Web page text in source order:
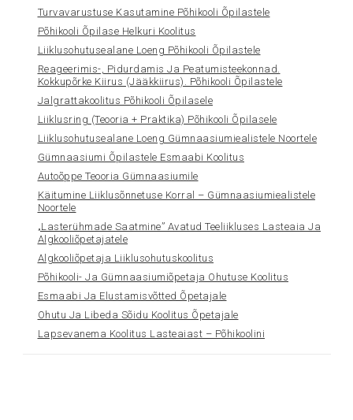
Turvavarustuse Kasutamine Põhikooli Õpilastele
Põhikooli Õpilase Helkuri Koolitus
Liiklusohutusealane Loeng Põhikooli Õpilastele
Reageerimis-, Pidurdamis Ja Peatumisteekonnad.
Kokkupõrke Kiirus (jääkkiirus). Põhikooli Õpilastele
Jalgrattakoolitus Põhikooli Õpilasele
Liiklusring (teooria + Praktika) Põhikooli Õpilasele
Liiklusohutusealane Loeng Gümnaasiumiealistele Noortele
Gümnaasiumi Õpilastele Esmaabi Koolitus
Autoõppe Teooria Gümnaasiumile
Käitumine Liiklusõnnetuse Korral – Gümnaasiumiealistele
Noortele
„Lasterühmade Saatmine” Avatud Teeliikluses Lasteaia Ja
Algkooliõpetajatele
Algkooliõpetaja Liiklusohutuskoolitus
Põhikooli- Ja Gümnaasiumiõpetaja Ohutuse Koolitus
Esmaabi Ja Elustamisvõtted Õpetajale
Ohutu Ja Libeda Sõidu Koolitus Õpetajale
Lapsevanema Koolitus Lasteaiast – Põhikoolini